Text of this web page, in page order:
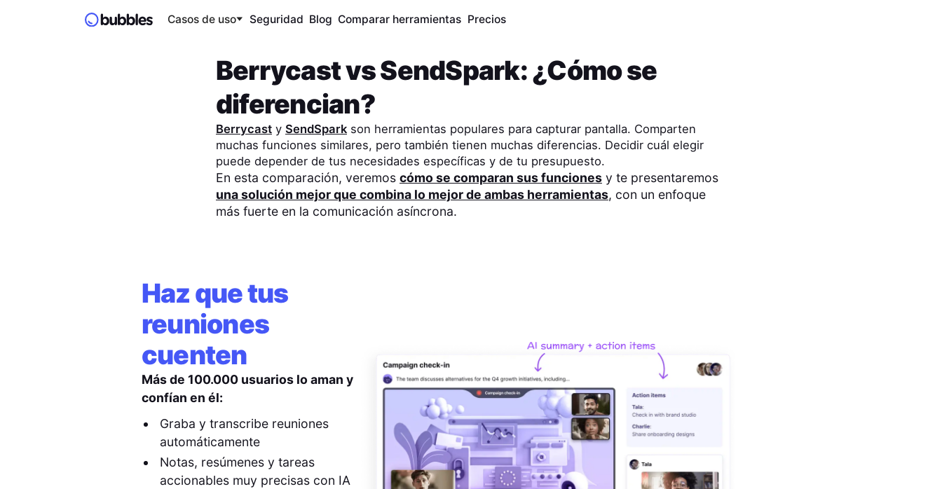
Casos de uso Seguridad Blog Comparar herramientas Precios
BerrycastvsSendSpark: ¿Cómo se
diferencian?
Berrycasty SendSparkson herramientas populares para capturar pantalla. Comparten
muchas funciones similares, pero también tienen muchas diferencias. Decidir cuál elegir
puede depender de tus necesidades específicas y de tu presupuesto.
En esta comparación, veremos cómo se comparan sus funcionesy te presentaremos
una solución mejor que combina lo mejor de ambas herramientas, con un enfoque
más fuerte en la comunicación asíncrona.
Haz que tus
reuniones
cuenten
Más de 100.000 usuarios lo aman y
confían en él:
Graba y transcribe reuniones
automáticamente
Notas, resúmenes y tareas
accionables muy precisas con IA